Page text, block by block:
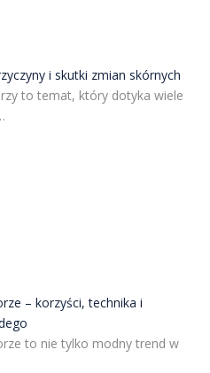
i skutki zmian skórnych
to temat, który dotyka wiele
– korzyści, technika i
to nie tylko modny trend w